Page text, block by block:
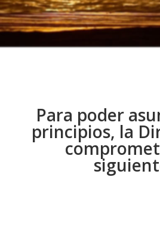
Para poder
principios, la